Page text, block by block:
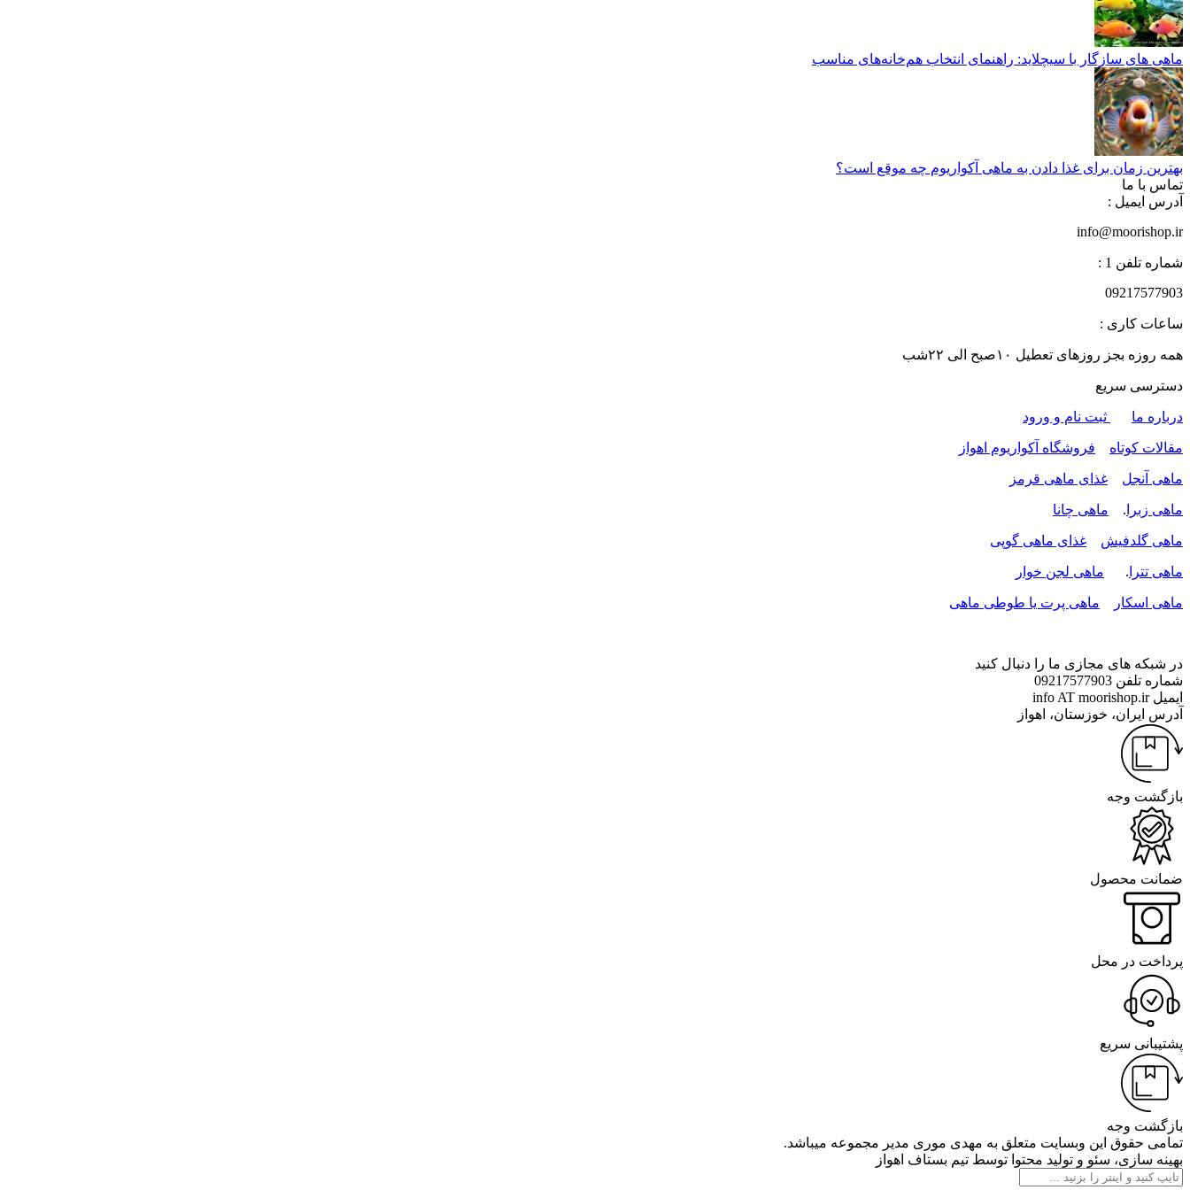
ماهی های سازگار با سیچلاید: راهنمای انتخاب هم‌خانه‌های مناسب
بهترین زمان برای غذا دادن به ماهی آکواریوم چه موقع است؟
تماس با ما
آدرس ایمیل :
info@moorishop.ir
شماره تلفن 1 :
09217577903
ساعات کاری :
همه روزه بجز روزهای تعطیل ۱۰صبح الی ۲۲شب
دسترسی سریع
درباره ما ثبت نام و ورود
مقالات کوتاه فروشگاه آکواریوم اهواز
ماهی آنجل غذای ماهی قرمز
ماهی زبرا . ماهی چانا
ماهی گلدفیش غذای ماهی گوپی
ماهی تترا . ماهی لجن خوار
ماهی اسکار ماهی پرت یا طوطی ماهی
در شبکه های مجازی ما را دنبال کنید
شماره تلفن 09217577903
ایمیل info AT moorishop.ir
آدرس ایران، خوزستان، اهواز
بازگشت وجه
ضمانت محصول
پرداخت در محل
پشتیبانی سریع
بازگشت وجه
تمامی حقوق این وبسایت متعلق به مهدی موری مدیر مجموعه میباشد.
بهینه سازی، سئو و تولید محتوا توسط تیم بستاف اهواز